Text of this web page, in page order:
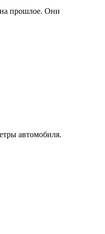
на прошлое. Они
автомобиля.